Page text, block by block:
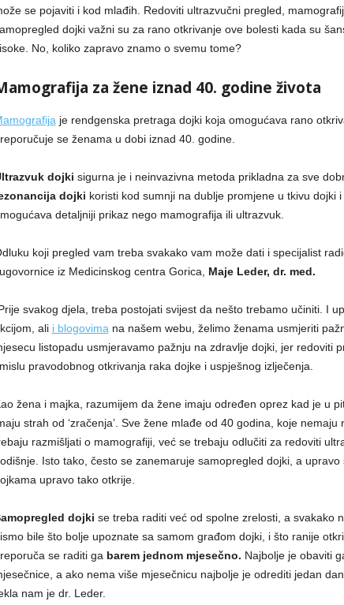
se pojaviti i kod mlađih. Redoviti ultrazvučni pregled,
dojki važni su za rano otkrivanje ove bolesti kada su
No, koliko zapravo znamo o svemu tome?
za žene iznad 40. godine života
je rendgenska pretraga dojki koja omogućava rano
se ženama u dobi iznad 40. godine.
dojki sigurna je i neinvazivna metoda prikladna za sve
dojki koristi kod sumnji na dublje promjene u tkivu dojki
detaljniji prikaz nego mamografija ili ultrazvuk.
koji pregled vam treba svakako vam može dati i specijalist
iz Medicinskog centra Gorica, Maje Leder, dr. med.
svakog djela, treba postojati svijest da nešto trebamo učiniti. I
ali i blogovima na našem webu, želimo ženama usmjeriti
listopadu usmjeravamo pažnju na zdravlje dojki, jer redoviti
pravodobnog otkrivanja raka dojke i uspješnog izlječenja.
žena i majka, razumijem da žene imaju određen oprez kad je u
strah od ‘zračenja’. Sve žene mlađe od 40 godina, koje
razmišljati o mamografiji, već se trebaju odlučiti za redoviti
Isto tako, često se zanemaruje samopregled dojki, a
upravo tako otkrije.
dojki se treba raditi već od spolne zrelosti, a svakako
bile što bolje upoznate sa samom građom dojki, i što ranije
se raditi ga barem jednom mjesečno. Najbolje je obaviti
a ako nema više mjesečnicu najbolje je odrediti jedan
nam je dr. Leder.